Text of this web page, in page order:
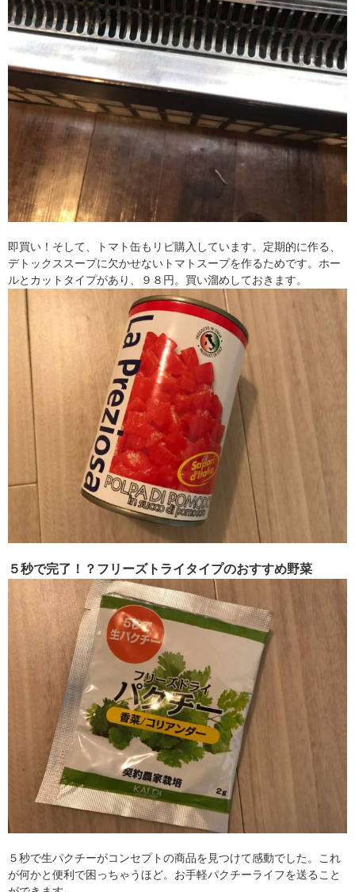
即買い！そして、トマト缶もリピ購入しています。定期的に作る、
デトックススープに欠かせないトマトスープを作るためです。ホー
ルとカットタイプがあり、９８円。買い溜めしておきます。
５秒で完了！？フリーズトライタイプのおすすめ野菜
５秒で生パクチーがコンセプトの商品を見つけて感動でした。これ
が何かと便利で困っちゃうほど。お手軽パクチーライフを送ること